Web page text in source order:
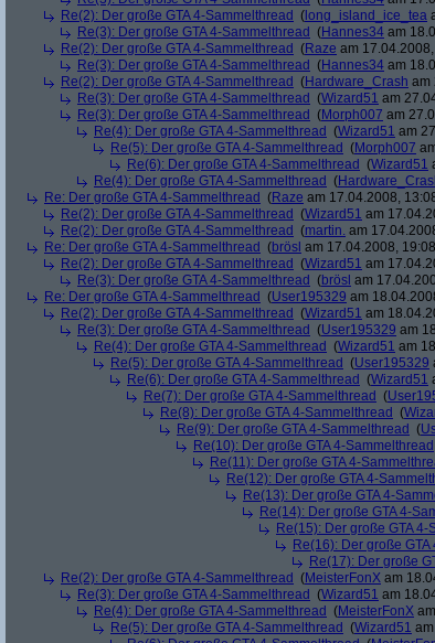
Re(2): Der große GTA 4-Sammelthread ( long_island_ice_tea
Re(3): Der große GTA 4-Sammelthread (Hannes34 am
Re(2): Der große GTA 4-Sammelthread (Raze am
Re(3): Der große GTA 4-Sammelthread (Hannes34 am
Re(2): Der große GTA 4-Sammelthread (Hardware_Crash am
Re(3): Der große GTA 4-Sammelthread (Wizard51 am
Re(3): Der große GTA 4-Sammelthread (Morph007 am
Re(4): Der große GTA 4-Sammelthread (Wizard51 am
Re(5): Der große GTA 4-Sammelthread (Morph007
Re(6): Der große GTA 4-Sammelthread (Wizard51
Re(4): Der große GTA 4-Sammelthread (
Re: Der große GTA 4-Sammelthread (Raze am 17.04.2008,
Re(2): Der große GTA 4-Sammelthread (Wizard51 am
Re(2): Der große GTA 4-Sammelthread (martin. am
Re: Der große GTA 4-Sammelthread (brösl am 17.04.2008,
Re(2): Der große GTA 4-Sammelthread (Wizard51 am
Re(3): Der große GTA 4-Sammelthread (brösl am
Re: Der große GTA 4-Sammelthread (User195329 am
Re(2): Der große GTA 4-Sammelthread (Wizard51 am
Re(3): Der große GTA 4-Sammelthread (User195329 am
Re(4): Der große GTA 4-Sammelthread (Wizard51 am
Re(5): Der große GTA 4-Sammelthread (User195329
Re(6): Der große GTA 4-Sammelthread (Wizard51
Re(7): Der große GTA 4-Sammelthread (
Re(8): Der große GTA 4-Sammelthread (
Re(9): Der große GTA 4-Sammelthread (
Re(10): Der große GTA 4-Sammelthread
Re(11): Der große GTA 4-
Re(12): Der große GTA 4-
Re(13): Der große GTA 4-
Re(14): Der große GTA 4-
Re(15): Der große GTA 4-
Re(16): Der große
Re(17): Der große
Re(2): Der große GTA 4-Sammelthread (MeisterFonX am
Re(3): Der große GTA 4-Sammelthread (Wizard51 am
Re(4): Der große GTA 4-Sammelthread (MeisterFonX
Re(5): Der große GTA 4-Sammelthread (Wizard51